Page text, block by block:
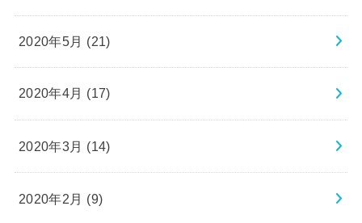
2020年5月 (21)
2020年4月 (17)
2020年3月 (14)
2020年2月 (9)